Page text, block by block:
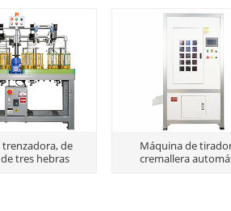
de
tres hebras
Máquina de
cremallera